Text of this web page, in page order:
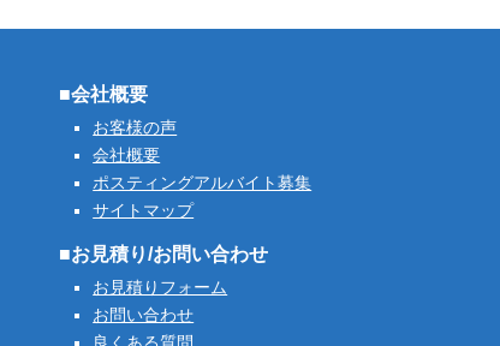
■会社概要
お客様の声
会社概要
ポスティングアルバイト募集
サイトマップ
■お見積り/お問い合わせ
お見積りフォーム
お問い合わせ